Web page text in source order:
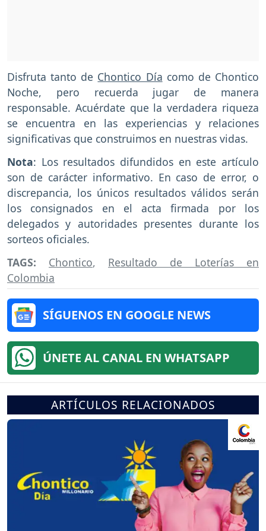
Disfruta tanto de Chontico Día como de Chontico
Noche, pero recuerda jugar de manera
responsable. Acuérdate que la verdadera riqueza
se encuentra en las experiencias y relaciones
significativas que construimos en nuestras vidas.
Nota: Los resultados difundidos en este artículo
son de carácter informativo. En caso de error, o
discrepancia, los únicos resultados válidos serán
los consignados en el acta firmada por los
delegados y autoridades presentes durante los
sorteos oficiales.
TAGS: Chontico, Resultado de Loterías en
Colombia
SÍGUENOS EN GOOGLE NEWS
ÚNETE AL CANAL EN WHATSAPP
ARTÍCULOS RELACIONADOS